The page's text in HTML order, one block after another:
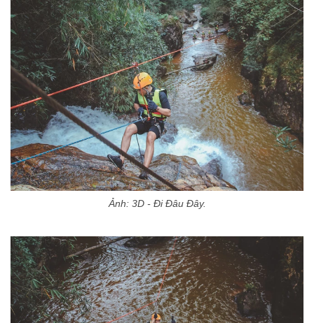
Ảnh: 3D - Đi Đâu Đây.